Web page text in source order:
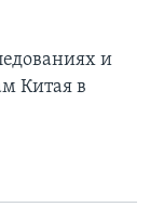
и
Китая в